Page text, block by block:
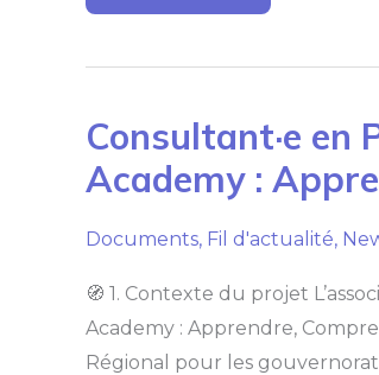
Consultant·e en
Academy :
Documents, Fil d'actualité,
🧭 1. Contexte du projet
Academy : Apprendre,
Régional pour les
Consultant·e
En
“TunSea
Academy
Apprendre,
Comprendre,